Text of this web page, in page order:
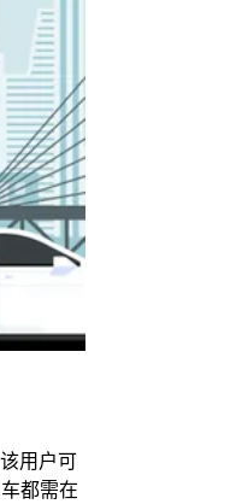
用户可
都需在